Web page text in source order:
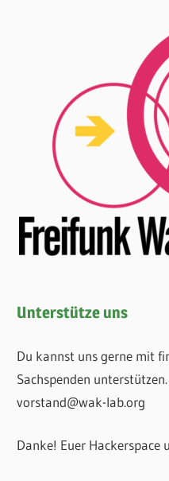
Unterstütze uns
Du kannst uns gerne mit
Sachspenden
vorstand@wak-lab.org
Danke! Euer Hackerspace